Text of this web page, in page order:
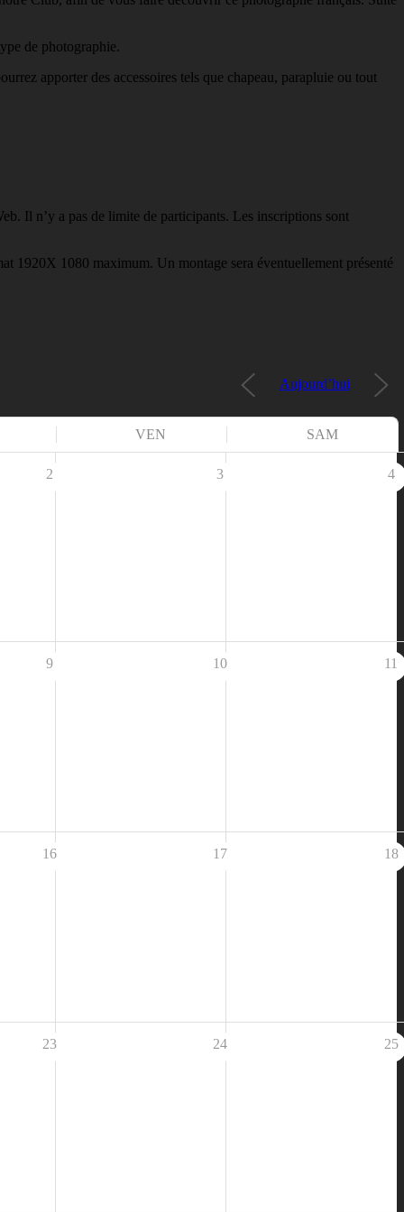
de photographie.
apporter des accessoires tels que chapeau, parapluie ou tout
Il n’y a pas de limite de participants. Les inscriptions sont
1920X 1080 maximum. Un montage sera éventuellement présenté
Aujourd’hui
VEN SAM
2 3 4
9 10 11
16 17 18
23 24 25